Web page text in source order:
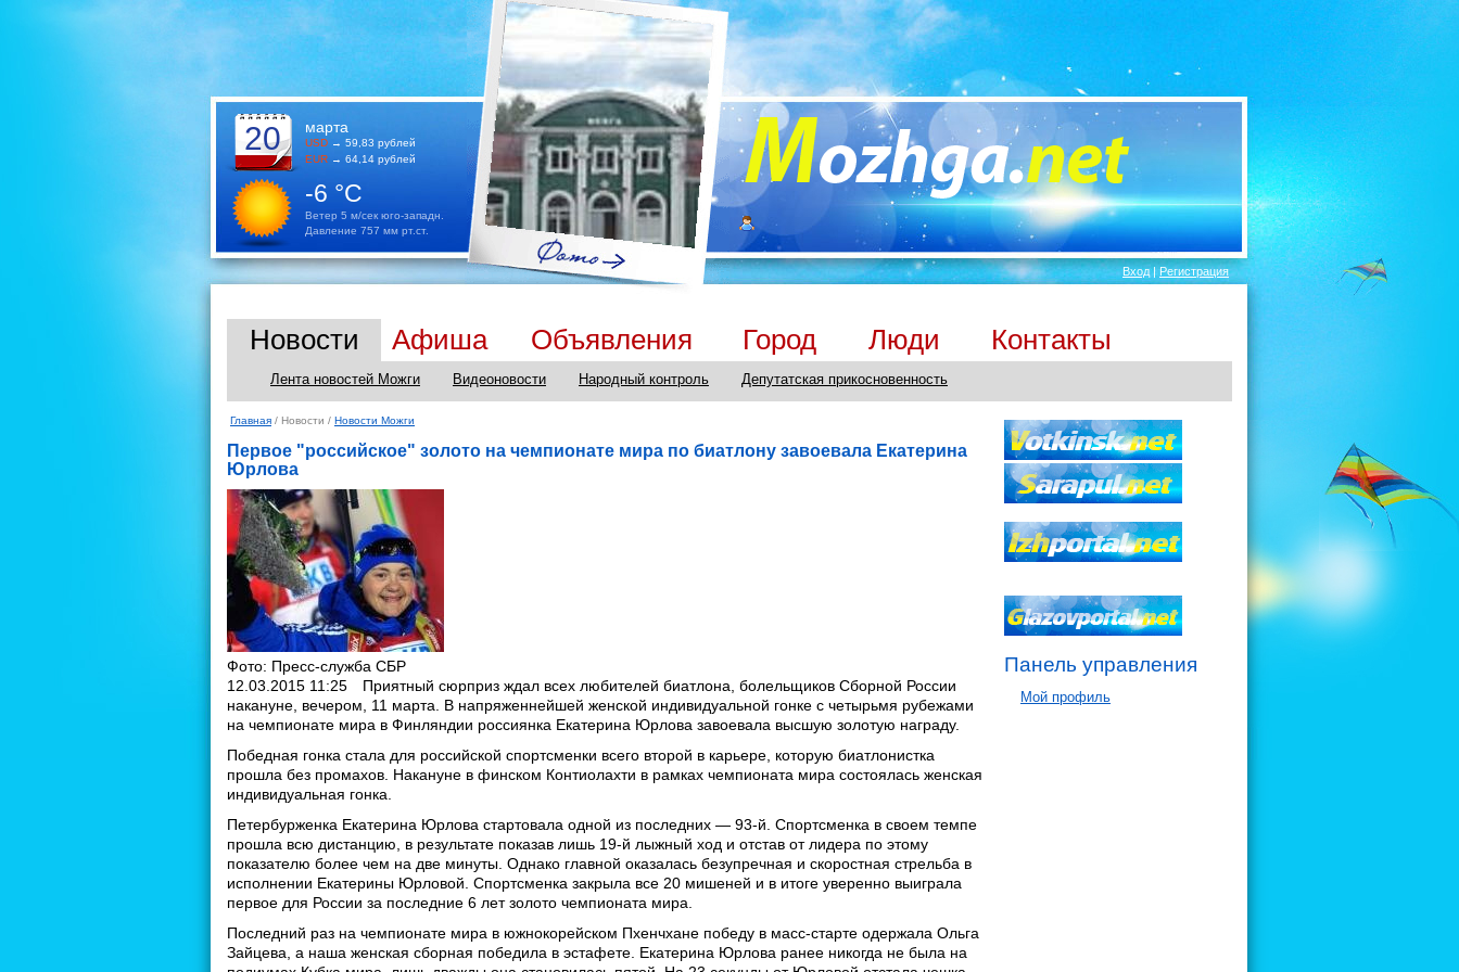
Вход| Регистрация
20 марта
USD → 59,83 рублей
EUR → 64,14 рублей
-6 °C
Ветер 5 м/сек юго-западн.
Давление 757 мм рт.ст.
Новости Афиша Объявления Город Люди Контакты
Лента новостей Можги Видеоновости Народный контроль Депутатская прикосновенность
Главная / Новости / Новости Можги
Первое "российское" золото на чемпионате мира по биатлону завоевала Екатерина
Юрлова
Фото: Пресс-служба СБР
12.03.2015 11:25
Приятный сюрприз ждал всех любителей биатлона, болельщиков Сборной России
накануне, вечером, 11 марта. В напряженнейшей женской индивидуальной гонке с четырьмя рубежами
на чемпионате мира в Финляндии россиянка Екатерина Юрлова завоевала высшую золотую награду.
Победная гонка стала для российской спортсменки всего второй в карьере, которую биатлонистка
прошла без промахов. Накануне в финском Контиолахти в рамках чемпионата мира состоялась женская
индивидуальная гонка.
Петербурженка Екатерина Юрлова стартовала одной из последних — 93-й. Спортсменка в своем темпе
прошла всю дистанцию, в результате показав лишь 19-й лыжный ход и отстав от лидера по этому
показателю более чем на две минуты. Однако главной оказалась безупречная и скоростная стрельба в
исполнении Екатерины Юрловой. Спортсменка закрыла все 20 мишеней и в итоге уверенно выиграла
первое для России за последние 6 лет золото чемпионата мира.
Последний раз на чемпионате мира в южнокорейском Пхенчхане победу в масс-старте одержала Ольга
Зайцева, а наша женская сборная победила в эстафете. Екатерина Юрлова ранее никогда не была на
Панель управления
Мой профиль